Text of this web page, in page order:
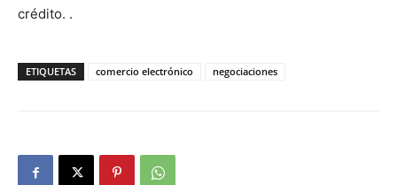
crédito. .
ETIQUETAS comercio electrónico negociaciones